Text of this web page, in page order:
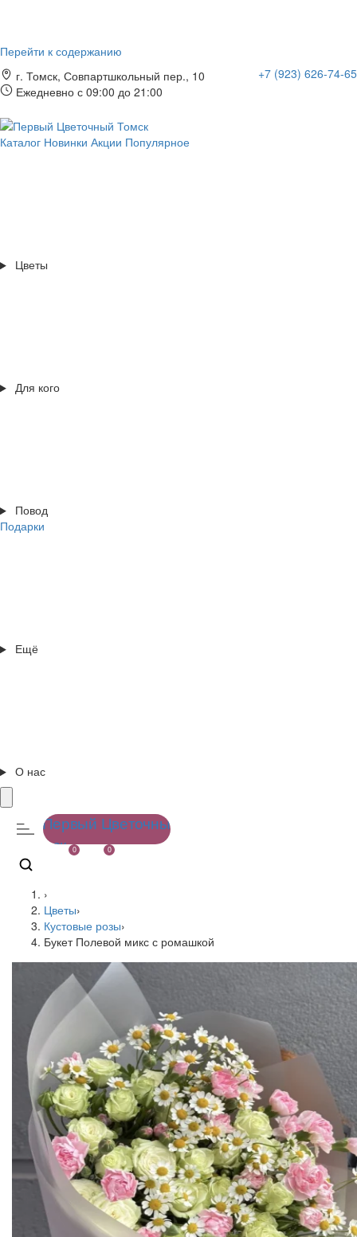
Перейти к содержанию
г. Томск, Совпартшкольный пер., 10
Ежедневно с 09:00 до 21:00
+7 (923) 626-74-65
Каталог Новинки Акции Популярное
Цветы
Для кого
Повод
Подарки
Ещё
О нас
0 0
›
Цветы›
Кустовые розы›
Букет Полевой микс с ромашкой